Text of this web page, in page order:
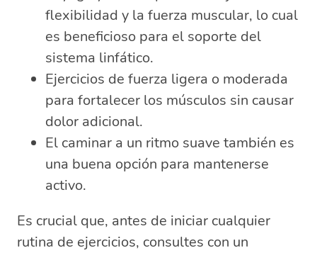
flexibilidad y la fuerza muscular, lo cual
es beneficioso para el soporte del
sistema linfático.
Ejercicios de fuerza ligera o moderada
para fortalecer los músculos sin causar
dolor adicional.
El caminar a un ritmo suave también es
una buena opción para mantenerse
activo.
Es crucial que, antes de iniciar cualquier
rutina de ejercicios, consultes con un